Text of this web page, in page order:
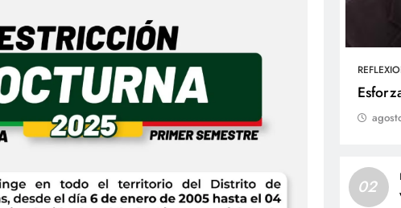
02
SOCIALES
¡Feliz cumpleaños para doña
Marta Luz López!